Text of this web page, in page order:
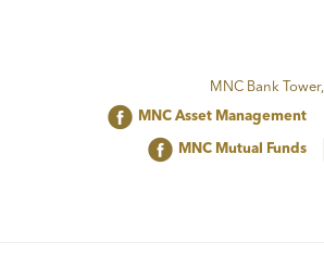
MNC Bank
MNC Asset Management
MNC Mutual Funds